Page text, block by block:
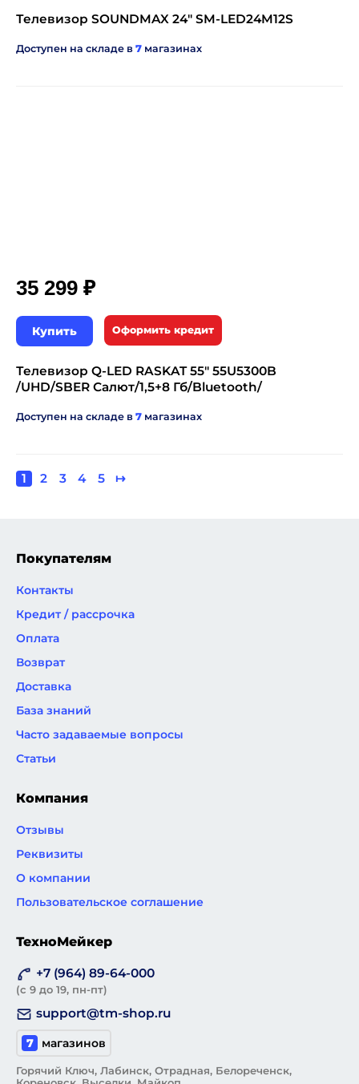
Телевизор SOUNDMAX 24" SM-LED24M12S
Доступен на складе в 7 магазинах
35 299 ₽
Купить Оформить кредит
Телевизор Q-LED RASKAT 55" 55U5300B
/UHD/SBER Салют/1,5+8 Гб/Bluetooth/
Доступен на складе в 7 магазинах
Нумерация
Текущая
1 Page
2 Page
3 Page
4 Page
5
Следующая
↦
Покупателям
Контакты
Кредит / рассрочка
Оплата
Возврат
Доставка
База знаний
Часто задаваемые вопросы
Статьи
Компания
Отзывы
Реквизиты
О компании
Пользовательское соглашение
ТехноМейкер
+7 (964) 89-64-000
(с 9 до 19, пн-пт)
support@tm-shop.ru
7 магазинов
Горячий Ключ, Лабинск, Отрадная, Белореченск,